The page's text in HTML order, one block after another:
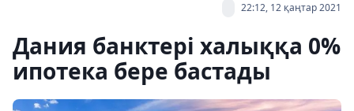
22:12, 12 қаңтар 2021
Дания банктері халыққа 0%
ипотека бере бастады